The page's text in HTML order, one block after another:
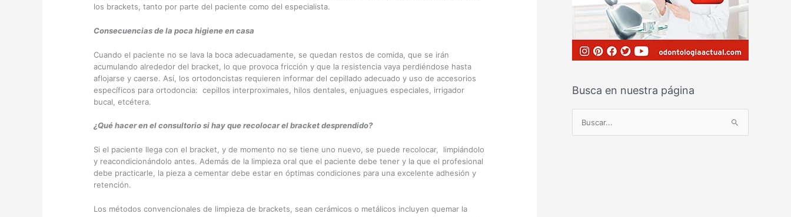
los brackets, tanto por parte del paciente como del especialista.
Consecuencias de la poca higiene en casa
Cuando el paciente no se lava la boca adecuadamente, se quedan restos de comida, que se irán
acumulando alrededor del bracket, lo que provoca fricción y que la resistencia vaya perdiéndose hasta
aflojarse y caerse. Así, los ortodoncistas requieren informar del cepillado adecuado y uso de accesorios
específicos para ortodoncia: cepillos interproximales, hilos dentales, enjuagues especiales, irrigador
bucal, etcétera.
¿Qué hacer en el consultorio si hay que recolocar el bracket desprendido?
Si el paciente llega con el bracket, y de momento no se tiene uno nuevo, se puede recolocar, limpiándolo
y reacondicionándolo antes. Además de la limpieza oral que el paciente debe tener y la que el profesional
debe practicarle, la pieza a cementar debe estar en óptimas condiciones para una excelente adhesión y
retención.
Los métodos convencionales de limpieza de brackets, sean cerámicos o metálicos incluyen quemar la
Busca en nuestra página